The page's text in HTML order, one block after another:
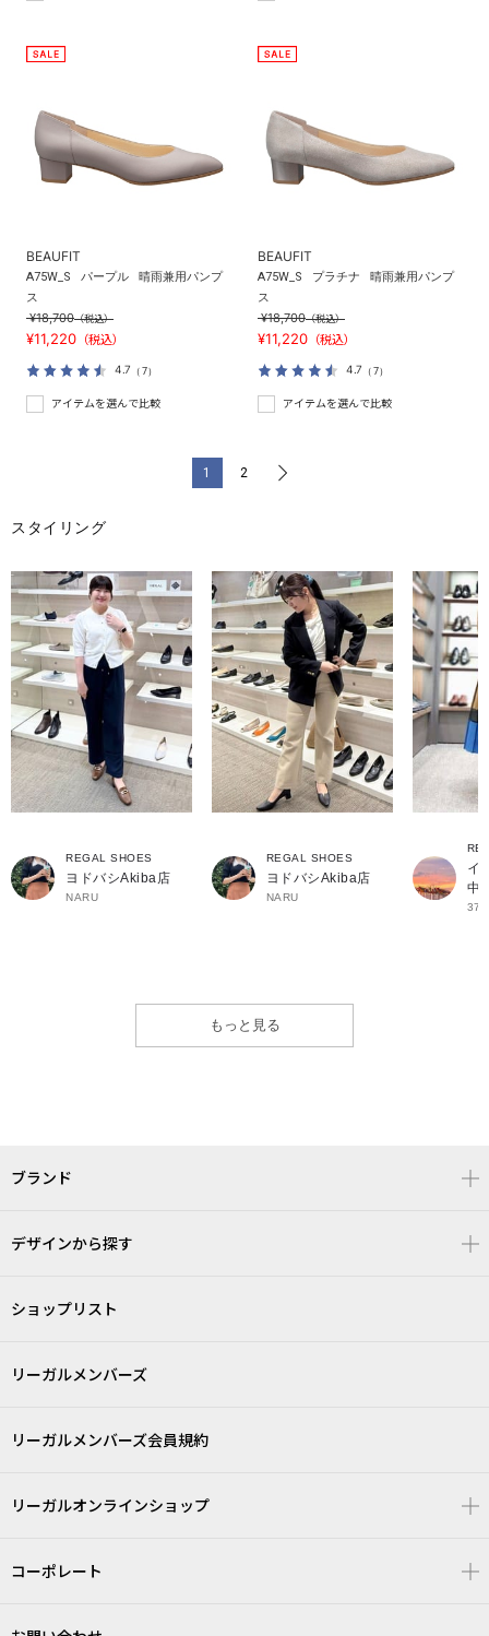
BEAUFIT
A75W_S パープル
晴雨兼用パンプ
ス
¥18,700（税込）
¥11,220 （税込）
4.7 （7）
アイテムを選んで比較
BEAUFIT
A75W_S プラチナ
晴雨兼用パンプ
ス
¥18,700（税込）
¥11,220 （税込）
4.7 （7）
アイテムを選んで比較
1 2 >
スタイリング
REGAL SHOES
ヨドバシAkiba店
NARU
REGAL SHOES
ヨドバシAkiba店
NARU
イ
中
もっと見る
ブランド
デザインから探す
ショップリスト
リーガルメンバーズ
リーガルメンバーズ会員規約
リーガルオンラインショップ
コーポレート